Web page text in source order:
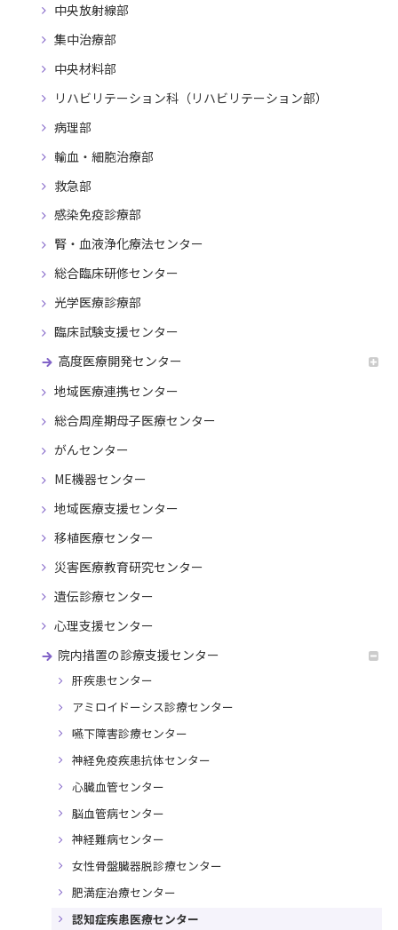
中央放射線部
集中治療部
中央材料部
リハビリテーション科（リハビリテーション部）
病理部
輸血・細胞治療部
救急部
感染免疫診療部
腎・血液浄化療法センター
総合臨床研修センター
光学医療診療部
臨床試験支援センター
高度医療開発センター
地域医療連携センター
総合周産期母子医療センター
がんセンター
ME機器センター
地域医療支援センター
移植医療センター
災害医療教育研究センター
遺伝診療センター
心理支援センター
院内措置の診療支援センター
肝疾患センター
アミロイドーシス診療センター
嚥下障害診療センター
神経免疫疾患抗体センター
心臓血管センター
脳血管病センター
神経難病センター
女性骨盤臓器脱診療センター
肥満症治療センター
認知症疾患医療センター